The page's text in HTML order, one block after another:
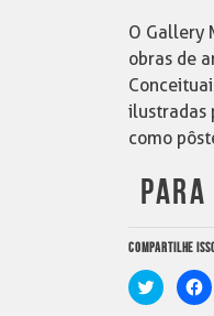
O Gallery
obras de
ilustradas
como
COMPARTILHE
Clique
para